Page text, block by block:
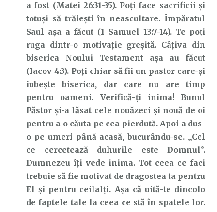
a fost (Matei 26:31-35). Poți face sacrificii și
totuși să trăiești în neascultare. Împăratul
Saul așa a făcut (1 Samuel 13:7-14). Te poți
ruga dintr-o motivație greșită. Câțiva din
biserica Noului Testament așa au făcut
(Iacov 4:3). Poți chiar să fii un pastor care-și
iubește biserica, dar care nu are timp
pentru oameni. Verifică-ți inima! Bunul
Păstor și-a lăsat cele nouăzeci și nouă de oi
pentru a o căuta pe cea pierdută. Apoi a dus-
o pe umeri până acasă, bucurându-se. „Cel
ce cercetează duhurile este Domnul”.
Dumnezeu îți vede inima. Tot ceea ce faci
trebuie să fie motivat de dragostea ta pentru
El și pentru ceilalți. Așa că uită-te dincolo
de faptele tale la ceea ce stă în spatele lor.